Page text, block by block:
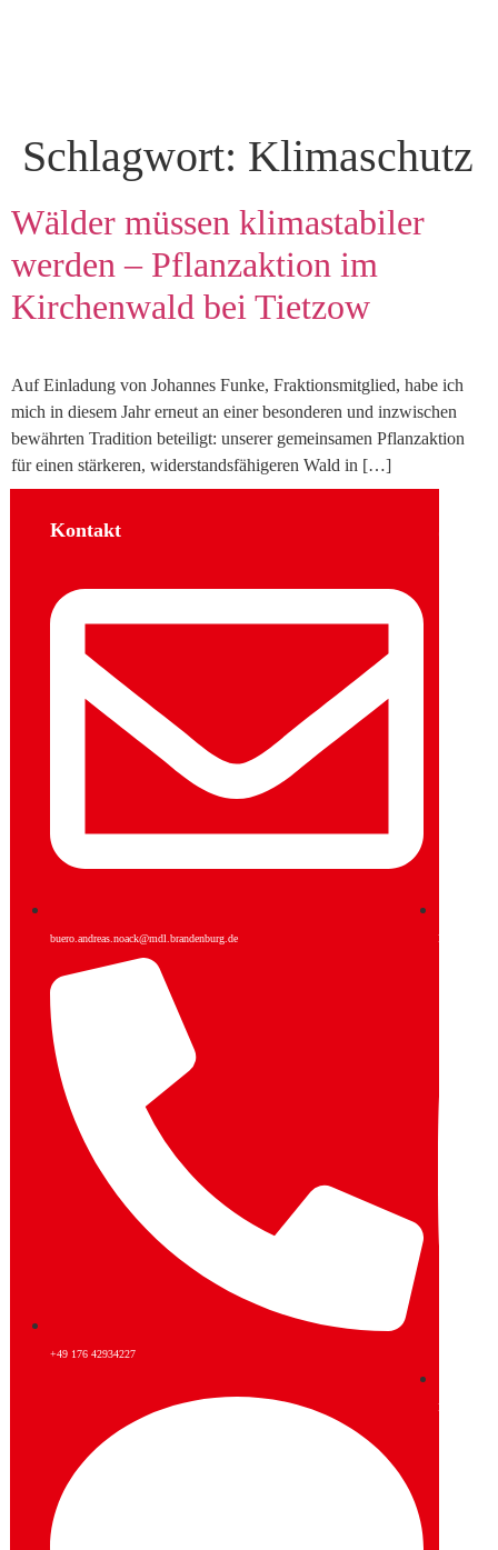
Schlagwort: Klimaschutz
Wälder müssen klimastabiler
werden – Pflanzaktion im
Kirchenwald bei Tietzow
Auf Einladung von Johannes Funke, Fraktionsmitglied, habe ich
mich in diesem Jahr erneut an einer besonderen und inzwischen
bewährten Tradition beteiligt: unserer gemeinsamen Pflanzaktion
für einen stärkeren, widerstandsfähigeren Wald in […]
Kontakt
buero.andreas.noack@mdl.brandenburg.de
+49 176 42934227
Facebook
Instagram